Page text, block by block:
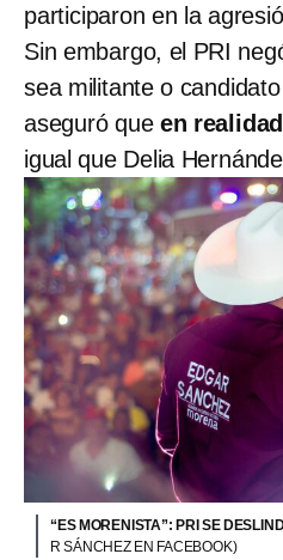
participaron en la
Sin embargo, el PRI
sea militante o
aseguró que en
igual que Delia
“ES MORENISTA”: PRI SE
R SÁNCHEZ EN FACEBOOK)